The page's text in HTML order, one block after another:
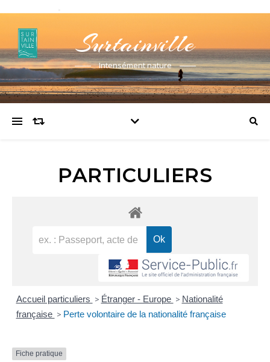
Surtainville
Intensément nature
PARTICULIERS
Accueil particuliers > Étranger - Europe > Nationalité
française > Perte volontaire de la nationalité française
Fiche pratique